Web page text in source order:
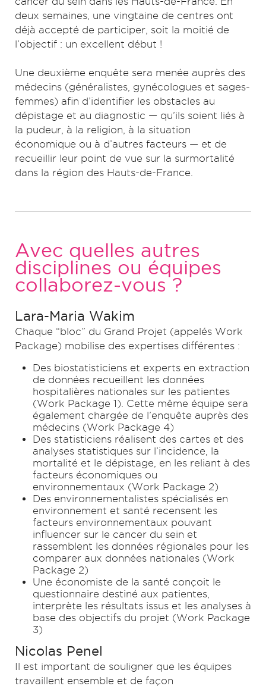
deux semaines, une vingtaine de centres ont
déjà accepté de participer, soit la moitié de
l’objectif : un excellent début !
Une deuxième enquête sera menée auprès des
médecins (généralistes, gynécologues et sages-
femmes) afin d’identifier les obstacles au
dépistage et au diagnostic — qu’ils soient liés à
la pudeur, à la religion, à la situation
économique ou à d’autres facteurs — et de
recueillir leur point de vue sur la surmortalité
dans la région des Hauts-de-France.
Avec quelles autres
disciplines ou équipes
collaborez-vous ?
Lara-Maria Wakim
Chaque “bloc” du Grand Projet (appelés Work
Package) mobilise des expertises différentes :
Des biostatisticiens et experts en extraction
de données recueillent les données
hospitalières nationales sur les patientes
(Work Package 1). Cette même équipe sera
également chargée de l’enquête auprès des
médecins (Work Package 4)
Des statisticiens réalisent des cartes et des
analyses statistiques sur l’incidence, la
mortalité et le dépistage, en les reliant à des
facteurs économiques ou
environnementaux (Work Package 2)
Des environnementalistes spécialisés en
environnement et santé recensent les
facteurs environnementaux pouvant
influencer sur le cancer du sein et
rassemblent les données régionales pour les
comparer aux données nationales (Work
Package 2)
Une économiste de la santé conçoit le
questionnaire destiné aux patientes,
interprète les résultats issus et les analyses à
base des objectifs du projet (Work Package
3)
Nicolas Penel
Il est important de souligner que les équipes
travaillent ensemble et de façon